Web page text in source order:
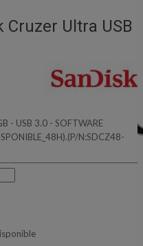
Cruzer Ultra USB
- USB 3.0 - SOFTWARE
N:SDCZ48-